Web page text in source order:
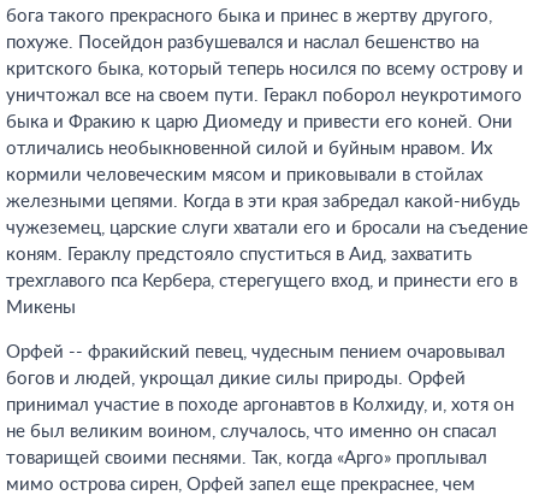
бога такого прекрасного быка и принес в жертву другого,
похуже. Посейдон разбушевался и наслал бешенство на
критского быка, который теперь носился по всему острову и
уничтожал все на своем пути. Геракл поборол неукротимого
быка и Фракию к царю Диомеду и привести его коней. Они
отличались необыкновенной силой и буйным нравом. Их
кормили человеческим мясом и приковывали в стойлах
железными цепями. Когда в эти края забредал какой-нибудь
чужеземец, царские слуги хватали его и бросали на съедение
коням. Гераклу предстояло спуститься в Аид, захватить
трехглавого пса Кербера, стерегущего вход, и принести его в
Микены
Орфей -- фракийский певец, чудесным пением очаровывал
богов и людей, укрощал дикие силы природы. Орфей
принимал участие в походе аргонавтов в Колхиду, и, хотя он
не был великим воином, случалось, что именно он спасал
товарищей своими песнями. Так, когда «Арго» проплывал
мимо острова сирен, Орфей запел еще прекраснее, чем